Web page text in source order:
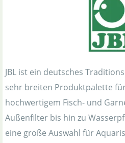
JBL ist ein deutsches
sehr breiten Produktpalette
hochwertigem Fisch- und
Außenfilter bis hin zu
eine große Auswahl für